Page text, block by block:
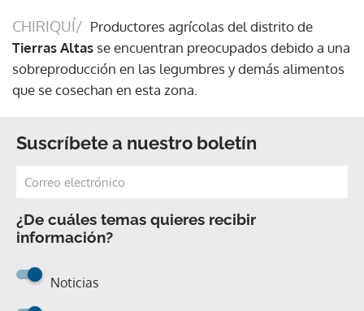
CHIRIQUÍ/ Productores agrícolas del distrito de
Tierras Altas se encuentran preocupados debido a una
sobreproducción en las legumbres y demás alimentos
que se cosechan en esta zona.
Suscríbete a nuestro boletín
¿De cuáles temas quieres recibir
información?
Noticias